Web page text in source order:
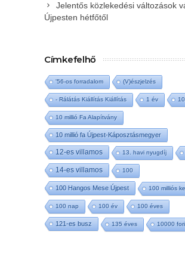
Jelentős közlekedési változások
Újpesten hétfőtől
Címkefelhő
'56-os forradalom (V)észjelzés
- Rálátás Kiállítás Kiállítás 1 év
10 millió Fa Alapítvány
10 millió fa Újpest-Káposztásmegyer
12-es villamos 13. havi nyugdíj
14-es villamos 100
100 Hangos Mese Újpest 100 milliós
100 nap 100 év 100 éves
121-es busz 135 éves 10000